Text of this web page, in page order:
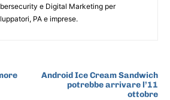
e Digital Marketing per
PA e imprese.
Android Ice Cream Sandwich
potrebbe arrivare l’11
ottobre